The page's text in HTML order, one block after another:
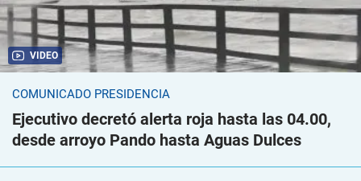
VIDEO
COMUNICADO PRESIDENCIA
Ejecutivo decretó alerta roja hasta las 04.00,
desde arroyo Pando hasta Aguas Dulces